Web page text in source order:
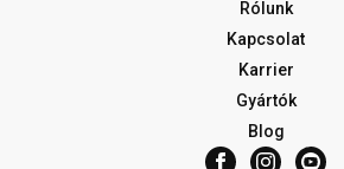
Rólunk
Kapcsolat
Karrier
Gyártók
Blog